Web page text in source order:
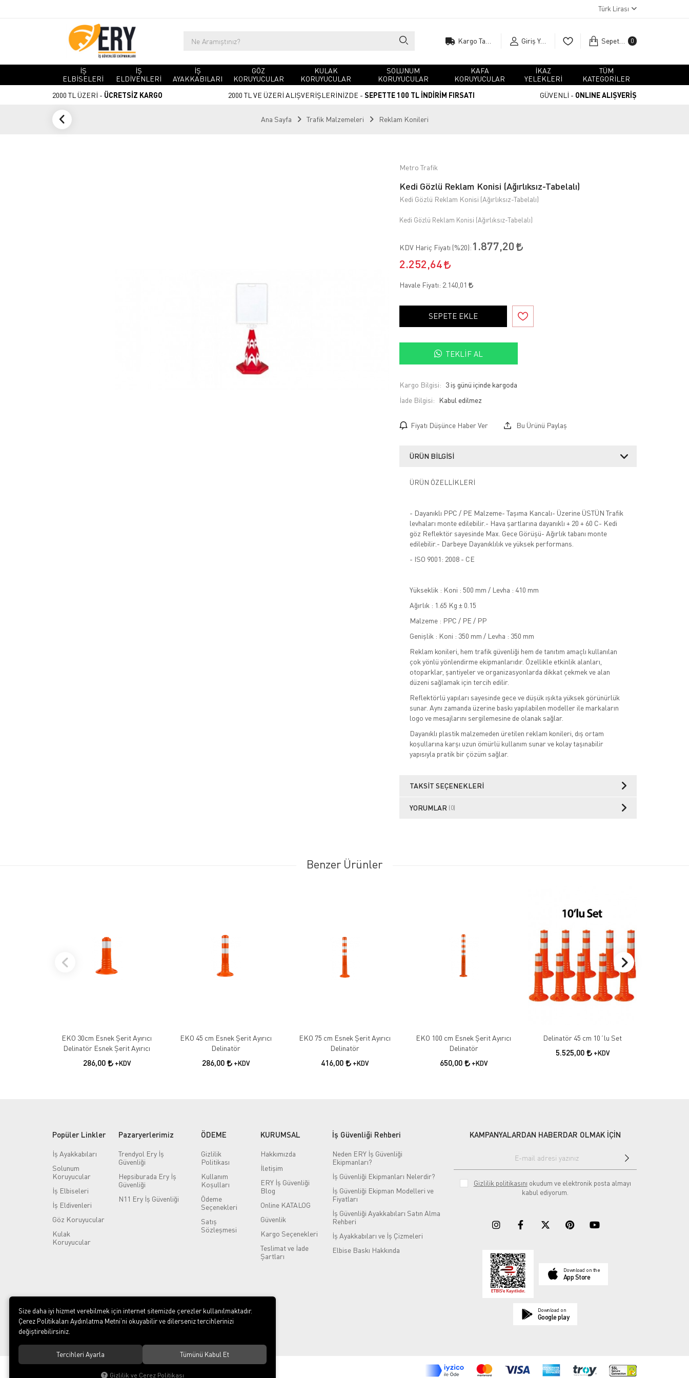
Türk Lirası
Giriş Yap Sepetim 0
İŞ
ELBİSELERİ
İŞ
ELDİVENLERİ
İŞ
AYAKKABILARI
GÖZ
KORUYUCULAR
KULAK
KORUYUCULAR
SOLUNUM
KORUYUCULAR
KAFA
KORUYUCULAR
İKAZ
YELEKLERİ
TÜM
KATEGORİLER
2000 TL ÜZERİ - ÜCRETSİZ KARGO 2000 TL VE ÜZERİ ALIŞVERİŞLERİNİZDE - SEPETTE 100 TL İNDİRİM FIRSATI GÜVENLİ - ONLINE ALIŞVERİŞ
Ana Sayfa Trafik Malzemeleri Reklam Konileri
Metro Trafik
Kedi Gözlü Reklam Konisi (Ağırlıksız-Tabelalı)
Kedi Gözlü Reklam Konisi (Ağırlıksız-Tabelalı)
Kedi Gözlü Reklam Konisi (Ağırlıksız-Tabelalı)
KDV Hariç Fiyatı (%20): 1.877,20
2.252,64
Havale Fiyatı: 2.140,01
SEPETE EKLE
TEKLIF AL
Kargo Bilgisi: 3 iş günü içinde kargoda
İade Bilgisi:
Fiyatı Düşünce Haber Ver Bu Ürünü Paylaş
ÜRÜN BILGISI
ÜRÜN ÖZELLİKLERİ
- Dayanıklı PPC / PE Malzeme- Taşıma Kancalı- Üzerine ÜSTÜN Trafik
levhaları monte edilebilir.- Hava şartlarına dayanıklı + 20 + 60 C- Kedi
göz Reflektör sayesinde Max. Gece Görüşü- Ağırlık tabanı monte
edilebilir.- Darbeye Dayanıklılık ve yüksek performans.
- ISO 9001: 2008 - CE
Yükseklik : Koni : 500 mm / Levha : 410 mm
Ağırlık : 1.65 Kg ± 0.15
Malzeme : PPC / PE / PP
Genişlik : Koni : 350 mm / Levha : 350 mm
Reklam konileri, hem trafik güvenliği hem de tanıtım amaçlı kullanılan
çok yönlü yönlendirme ekipmanlarıdır. Özellikle etkinlik alanları,
otoparklar, şantiyeler ve organizasyonlarda dikkat çekmek ve alan
düzeni sağlamak için tercih edilir.
Reflektörlü yapıları sayesinde gece ve düşük ışıkta yüksek görünürlük
sunar. Aynı zamanda üzerine baskı yapılabilen modeller ile markaların
logo ve mesajlarını sergilemesine de olanak sağlar.
Dayanıklı plastik malzemeden üretilen reklam konileri, dış ortam
koşullarına karşı uzun ömürlü kullanım sunar ve kolay taşınabilir
yapısıyla pratik bir çözüm sağlar.
TAKSIT SEÇENEKLERI
YORUMLAR (0)
Benzer Ürünler
EKO 30cm Esnek Şerit Ayırıcı
Delinatör Esnek Şerit Ayırıcı
286,00 +KDV
EKO 45 cm Esnek Şerit Ayırıcı
Delinatör
286,00 +KDV
EKO 75 cm Esnek Şerit Ayırıcı
Delinatör
416,00 +KDV
EKO 100 cm Esnek Şerit Ayırıcı
Delinatör
650,00 +KDV
Delinatör 45 cm 10´lu Set
5.525,00 +KDV
Popüler Linkler
İş Ayakkabıları
Solunum
Koruyucular
İş Elbiseleri
İş Eldivenleri
Göz Koruyucular
Kulak
Koruyucular
Pazaryerlerimiz
Trendyol Ery İş
Güvenliği
Hepsiburada Ery İş
Güvenliği
N11 Ery İş Güvenliği
ÖDEME
Gizlilik
Politikası
Kullanım
Koşulları
Ödeme
Seçenekleri
Satış
Sözleşmesi
KURUMSAL
Hakkımızda
İletişim
ERY İş Güvenliği
Blog
Online KATALOG
Güvenlik
Kargo Seçenekleri
Teslimat ve İade
Şartları
İş Güvenliği Rehberi
Neden ERY İş Güvenliği
Ekipmanları?
İş Güvenliği Ekipmanları Nelerdir?
İş Güvenliği Ekipman Modelleri ve
Fiyatları
İş Güvenliği Ayakkabıları Satın Alma
Rehberi
İş Ayakkabıları ve İş Çizmeleri
Elbise Baskı Hakkında
KAMPANYALARDAN HABERDAR OLMAK İÇİN
Gizlilik politikasını okudum ve elektronik posta almayı
kabul ediyorum.
Download on the
App Store
Download on
Google play
ERY İş Güvenliği Ekipmanları
Size daha iyi hizmet verebilmek için internet sitemizde çerezler kullanılmaktadır.
Çerez Politikaları Aydınlatma Metni’ni okuyabilir ve dilerseniz tercihlerinizi
değiştirebilirsiniz.
Tercihleri Ayarla Tümünü Kabul Et
Gizlilik ve Çerez Politikası